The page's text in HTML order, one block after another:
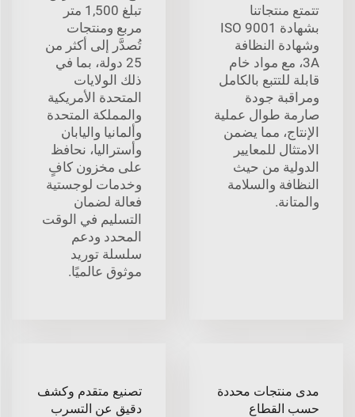
تتمتع منتجاتنا
بشهادة ISO 9001
وشهادة النظافة
3A، مع مواد خام
قابلة للتتبع بالكامل
ومراقبة جودة
صارمة طوال عملية
الإنتاج، مما يضمن
الامتثال للمعايير
الدولية من حيث
النظافة والسلامة
والمتانة.
تبلغ 1,500 متر
مربع ومنتجات
تُصدَّر إلى أكثر من
25 دولة، بما في
ذلك الولايات
المتحدة الأمريكية
والمملكة المتحدة
وألمانيا واليابان
وأستراليا، نحافظ
على مخزون كافٍ
وخدمات لوجستية
فعالة لضمان
التسليم في الوقت
المحدد ودعم
سلسلة توريد
موثوق عالميًا.
مدى منتجات محددة
حسب القطاع
تصنيع متقدم وكشف
دقيق عن التسرب